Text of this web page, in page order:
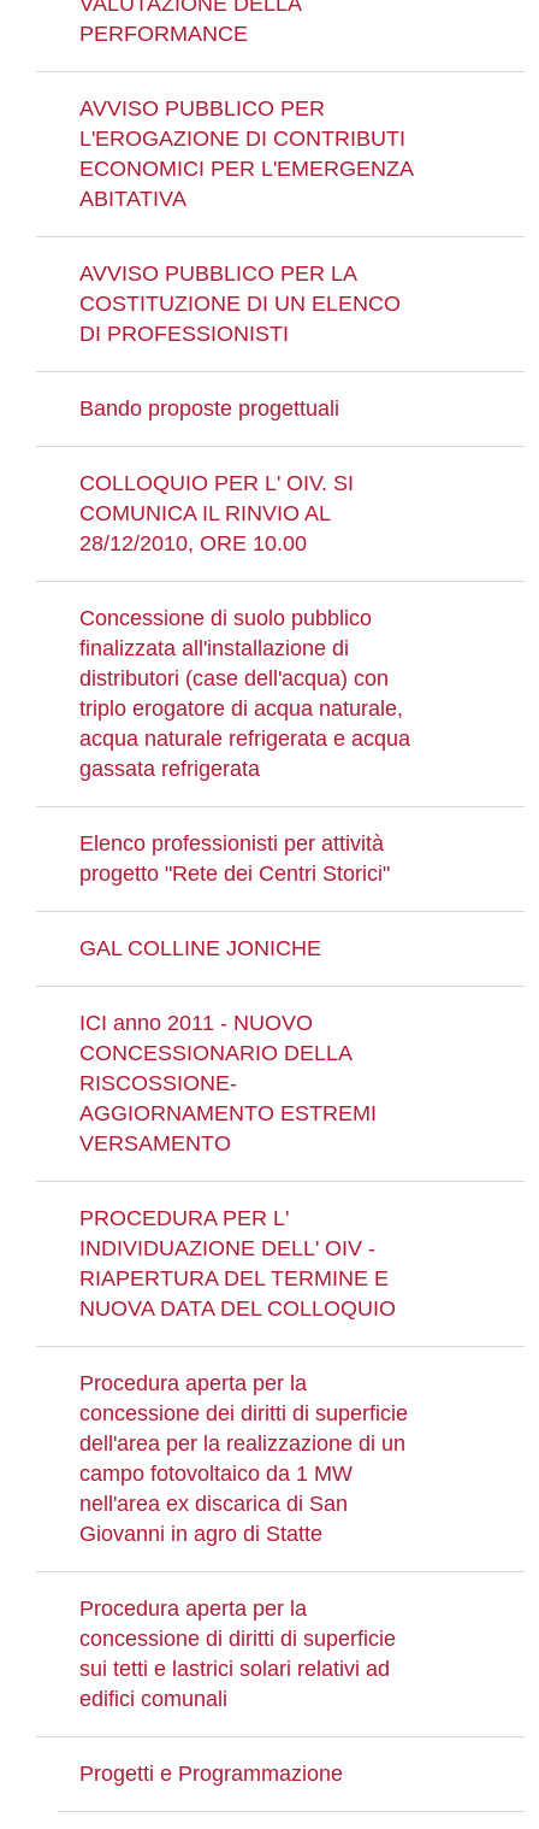
PERFORMANCE
AVVISO PUBBLICO PER
L'EROGAZIONE DI CONTRIBUTI
ECONOMICI PER L'EMERGENZA
ABITATIVA
AVVISO PUBBLICO PER LA
COSTITUZIONE DI UN ELENCO
DI PROFESSIONISTI
Bando proposte progettuali
COLLOQUIO PER L' OIV. SI
COMUNICA IL RINVIO AL
28/12/2010, ORE 10.00
Concessione di suolo pubblico
finalizzata all'installazione di
distributori (case dell'acqua) con
triplo erogatore di acqua naturale,
acqua naturale refrigerata e acqua
gassata refrigerata
Elenco professionisti per attività
progetto "Rete dei Centri Storici"
GAL COLLINE JONICHE
ICI anno 2011 - NUOVO
CONCESSIONARIO DELLA
RISCOSSIONE-
AGGIORNAMENTO ESTREMI
VERSAMENTO
PROCEDURA PER L'
INDIVIDUAZIONE DELL' OIV -
RIAPERTURA DEL TERMINE E
NUOVA DATA DEL COLLOQUIO
Procedura aperta per la
concessione dei diritti di superficie
dell'area per la realizzazione di un
campo fotovoltaico da 1 MW
nell'area ex discarica di San
Giovanni in agro di Statte
Procedura aperta per la
concessione di diritti di superficie
sui tetti e lastrici solari relativi ad
edifici comunali
Progetti e Programmazione